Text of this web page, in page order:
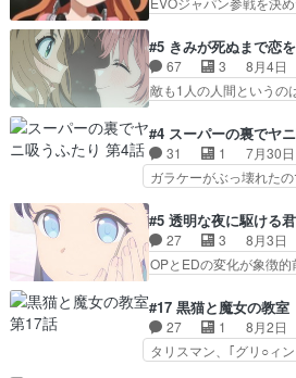
ストの母親の気持…
ABEMAで視聴しまし
が“萌え”なのでこの娘
王女殿下がかわいい。
祭。エルナの活躍で上
目は気品溢れてるの
マ：格ゲー大会に行く
前に格ゲー熱が高ま
催される格ゲー大会
めに東京へ!/でも観光
れる先輩、なんだかん
で視聴しました。視…
#5 きみが死ぬまで恋
67 3
8月4日
敵も1人の人間という
を人間に戻して欲しい
ありがとうございまし
ったらちゅー先輩か
想：コ□した相手に
ナとミミも可愛かっ
も家族や大切な人はい
着みたいなもんなんで
#4 スーパーの裏でヤ
31 1
7月30日
ガラケーがぶっ壊れ
はり出オチ感が否め
さんが佐々木さんに
さん、腕フェチなん
ガラケーからスマホ
ゃわない？佐々木さん
り2人のやり取りに癒
話佐々木が実年齢以上…
#5 透明な夜に駆ける
27 3
8月3日
OPとEDの変化が象
か、こんな風に見えて
両片思いになりまし
は描かず白く靄がか
い完全な盲目なんや
#17 黒猫と魔女の教室
27 1
8月2日
タリスマン、｢グリ○